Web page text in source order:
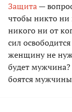
Защита—
чтобы никто ни
никого ни от
сил
женщину не
будет
боятся